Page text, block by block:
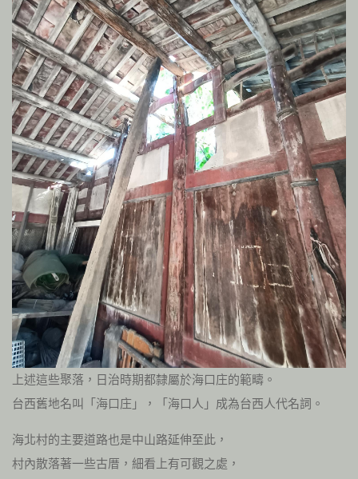
上述這些聚落，日治時期都隸屬於海口庄的範疇。
台西舊地名叫「海口庄」，「海口人」成為台西人代名詞。
海北村的主要道路也是中山路延伸至此，
村內散落著一些古厝，細看上有可觀之處，